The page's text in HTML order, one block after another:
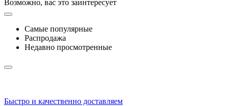
Возможно, вас это заинтересует
Самые популярные
Распродажа
Недавно просмотренные
Быстро и качественно доставляем